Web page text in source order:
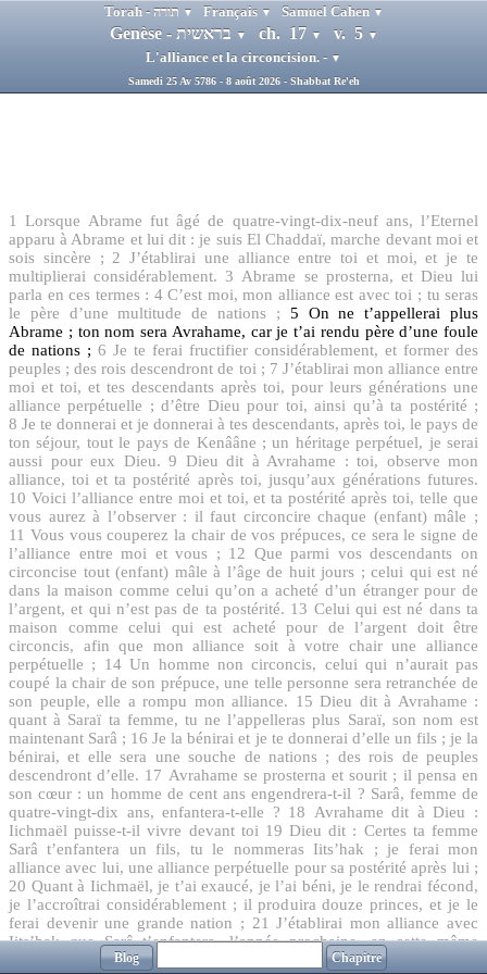
▼ Français ▼ Samuel Cahen ▼
▼ ch. 17 ▼ v. 5 ▼
L'alliance et la circoncision. - ▼
Samedi 25 Av 5786 - 8 août 2026 - Shabbat Re'eh
1
Lorsque Abrame fut âgé de quatre-vingt-dix-neuf ans, l’Eternel
apparu à Abrame et lui dit : je suis El Chaddaï, marche devant moi et
sois sincère ; 2 J’établirai une alliance entre toi et moi, et je te
multiplierai considérablement. 3 Abrame se prosterna, et Dieu lui
parla en ces termes : 4 C’est moi, mon alliance est avec toi ; tu seras
le père d’une multitude de nations ;
5
On ne t’appellerai plus
Abrame ; ton nom sera Avrahame, car je t’ai rendu père d’une foule
de nations ; 6 Je te ferai fructifier considérablement, et former des
peuples ; des rois descendront de toi ; 7 J’établirai mon alliance entre
moi et toi, et tes descendants après toi, pour leurs générations une
alliance perpétuelle ; d’être Dieu pour toi, ainsi qu’à ta postérité ;
8 Je te donnerai et je donnerai à tes descendants, après toi, le pays de
ton séjour, tout le pays de Kenââne ; un héritage perpétuel, je serai
aussi pour eux Dieu. 9 Dieu dit à Avrahame : toi, observe mon
alliance, toi et ta postérité après toi, jusqu’aux générations futures.
10 Voici l’alliance entre moi et toi, et ta postérité après toi, telle que
vous aurez à l’observer : il faut circoncire chaque (enfant) mâle ;
11 Vous vous couperez la chair de vos prépuces, ce sera le signe de
l’alliance entre moi et vous ; 12 Que parmi vos descendants on
circoncise tout (enfant) mâle à l’âge de huit jours ; celui qui est né
dans la maison comme celui qu’on a acheté d’un étranger pour de
l’argent, et qui n’est pas de ta postérité. 13 Celui qui est né dans ta
maison comme celui qui est acheté pour de l’argent doit être
circoncis, afin que mon alliance soit à votre chair une alliance
perpétuelle ;
14 Un homme non circoncis, celui qui n’aurait pas
coupé la chair de son prépuce, une telle personne sera retranchée de
son peuple, elle a rompu mon alliance. 15 Dieu dit à Avrahame :
quant à Saraï ta femme, tu ne l’appelleras plus Saraï, son nom est
maintenant Sarâ ; 16 Je la bénirai et je te donnerai d’elle un fils ; je la
bénirai, et elle sera une souche de nations ; des rois de peuples
descendront d’elle. 17 Avrahame se prosterna et sourit ; il pensa en
son cœur : un homme de cent ans engendrera-t-il ? Sarâ, femme de
quatre-vingt-dix ans, enfantera-t-elle ? 18
Avrahame dit à Dieu :
Iichmaël puisse-t-il vivre devant toi 19 Dieu dit : Certes ta femme
Sarâ t’enfantera un fils, tu le nommeras Iits’hak ; je ferai mon
alliance avec lui, une alliance perpétuelle pour sa postérité après lui ;
20 Quant à Iichmaël, je t’ai exaucé, je l’ai béni, je le rendrai fécond,
je l’accroîtrai considérablement ; il produira douze princes, et je le
ferai devenir une grande nation ; 21 J’établirai mon alliance avec
Iits’hak que Sarâ t’enfantera, l’année prochaine, en cette même
Dieu, lorsqu’il eut achevé de lui parler, s’éleva de devant
Blog Chapitre